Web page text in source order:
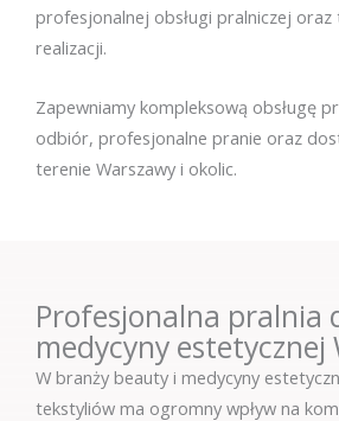
profesjonalnej obsługi pralniczej
realizacji.
Zapewniamy kompleksową obsługę
odbiór, profesjonalne pranie oraz
terenie Warszawy i okolic.
Profesjonalna pralnia
medycyny estetycznej
W branży beauty i medycyny
tekstyliów ma ogromny wpływ na